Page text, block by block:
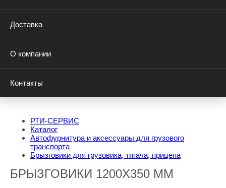
Доставка
О компании
Контакты
РТИ-СЕРВИС
Каталог
Автофурнитура и аксессуары для грузового
транспорта
Брызговики для грузовика, тягача, прицепа
БРЫЗГОВИКИ 1200X350 ММ